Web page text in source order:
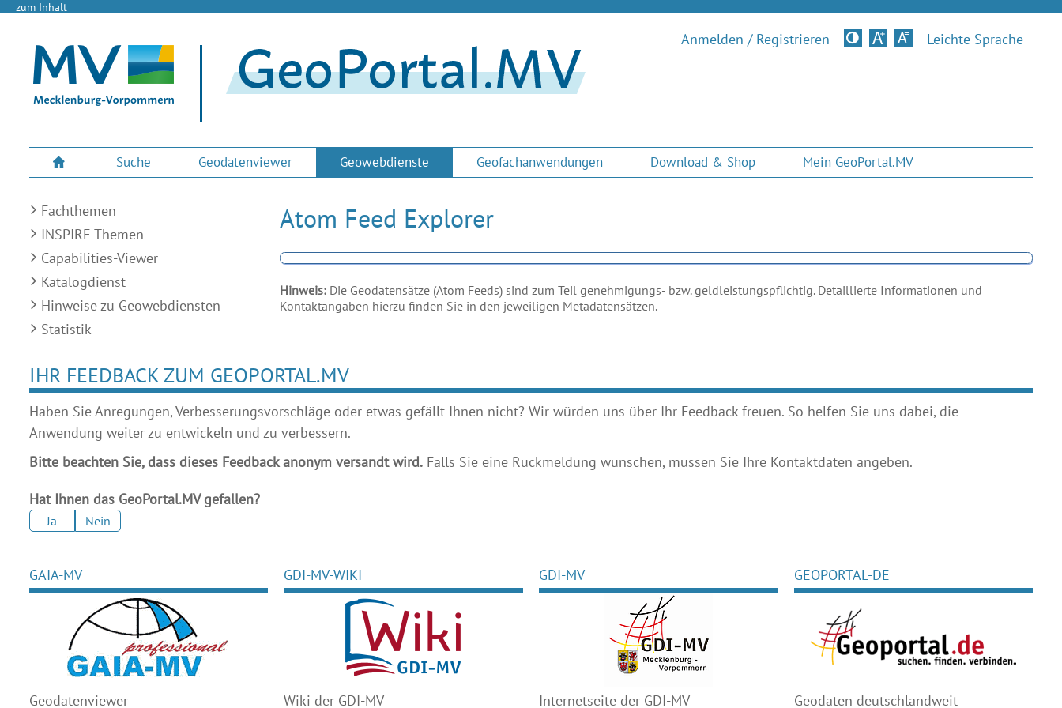
zum Inhalt
Anmelden / Registrieren KontrastversionLeichte Sprache
Suche Geodatenviewer Geowebdienste Geofachanwendungen Download & Shop Mein GeoPortal.MV
Fachthemen
INSPIRE-Themen
Capabilities-Viewer
Katalogdienst
Hinweise zu Geowebdiensten
Statistik
Atom Feed Explorer
Hinweis: Die Geodatensätze (Atom Feeds) sind zum Teil genehmigungs- bzw. geldleistungspflichtig. Detaillierte Informationen und
Kontaktangaben hierzu finden Sie in den jeweiligen Metadatensätzen.
IHR FEEDBACK ZUM GEOPORTAL.MV
Haben Sie Anregungen, Verbesserungsvorschläge oder etwas gefällt Ihnen nicht? Wir würden uns über Ihr Feedback freuen. So helfen Sie uns dabei, die
Anwendung weiter zu entwickeln und zu verbessern.
Bitte beachten Sie, dass dieses Feedback anonym versandt wird.Falls Sie eine Rückmeldung wünschen, müssen Sie Ihre Kontaktdaten angeben.
Hat Ihnen das GeoPortal.MV gefallen?
Ja Nein
GAIA-MV
Geodatenviewer
GDI-MV-WIKI
Wiki der GDI-MV
GDI-MV
Internetseite der GDI-MV
GEOPORTAL-DE
Geodaten deutschlandweit